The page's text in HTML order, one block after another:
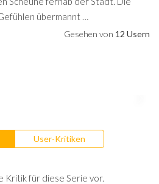
übermannt …
Gesehen von 12 Usern
User-Kritiken
Kritik für diese Serie vor.